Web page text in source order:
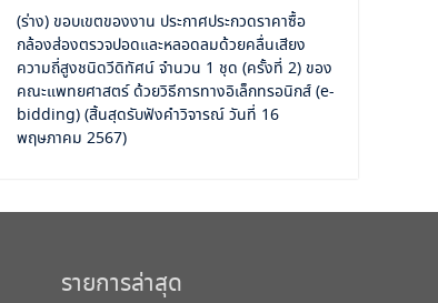
(ร่าง) ขอบเขตของงาน ประกาศประกวดราคาซื้อ
กล้องส่องตรวจปอดและหลอดลมด้วยคลื่นเสียง
ความถี่สูงชนิดวีดิทัศน์ จำนวน 1 ชุด (ครั้งที่ 2) ของ
คณะแพทยศาสตร์ ด้วยวิธีการทางอิเล็กทรอนิกส์ (e-
bidding) (สิ้นสุดรับฟังคำวิจารณ์ วันที่ 16
พฤษภาคม 2567)
รายการล่าสุด